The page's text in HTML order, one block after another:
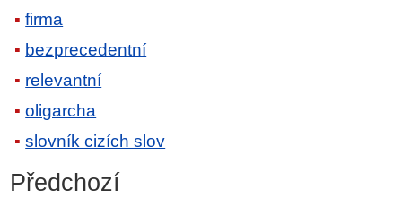
firma
bezprecedentní
relevantní
oligarcha
slovník cizích slov
Předchozí